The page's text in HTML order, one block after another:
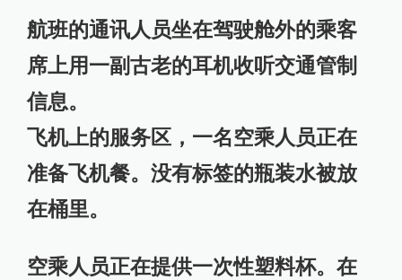
航班的通讯人员坐在驾驶舱外的乘客
席上用一副古老的耳机收听交通管制
信息。
飞机上的服务区，一名空乘人员正在
准备飞机餐。没有标签的瓶装水被放
在桶里。
空乘人员正在提供一次性塑料杯。在